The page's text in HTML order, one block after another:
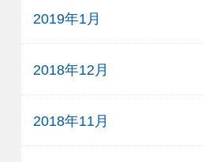
2019年1月
2018年12月
2018年11月